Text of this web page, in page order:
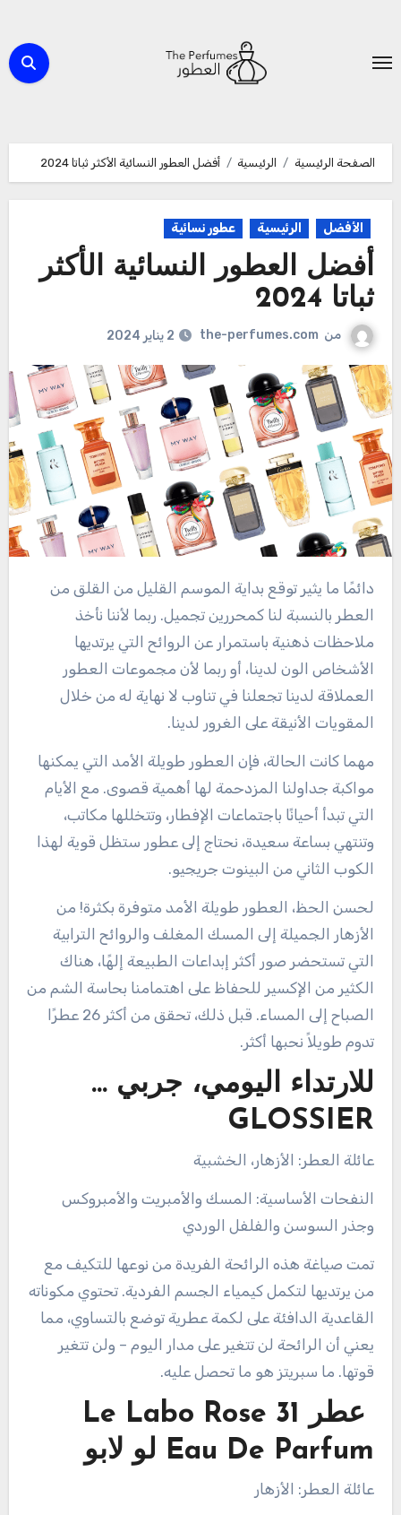
المحتوى
الصفحة الرئيسية الرئيسية أفضل العطور النسائية الأكثر ثباتا 2024
الأفضل الرئيسية عطور نسائية
أفضل العطور النسائية الأكثر
ثباتا 2024
من the-perfumes.com 2 يناير 2024
دائمًا ما يثير توقع بداية الموسم القليل من القلق من
العطر بالنسبة لنا كمحررين تجميل. ربما لأننا نأخذ
ملاحظات ذهنية باستمرار عن الروائح التي يرتديها
الأشخاص الون لدينا، أو ربما لأن مجموعات العطور
العملاقة لدينا تجعلنا في تناوب لا نهاية له من خلال
المقويات الأنيقة على الغرور لدينا.
مهما كانت الحالة، فإن العطور طويلة الأمد التي يمكنها
مواكبة جداولنا المزدحمة لها أهمية قصوى. مع الأيام
التي تبدأ أحيانًا باجتماعات الإفطار، وتتخللها مكاتب،
وتنتهي بساعة سعيدة، نحتاج إلى عطور ستظل قوية لهذا
الكوب الثاني من البينوت جريجيو.
لحسن الحظ، العطور طويلة الأمد متوفرة بكثرة! من
الأزهار الجميلة إلى المسك المغلف والروائح الترابية
التي تستحضر صور أكثر إبداعات الطبيعة إلهًا، هناك
الكثير من الإكسير للحفاظ على اهتمامنا بحاسة الشم من
الصباح إلى المساء. قبل ذلك، تحقق من أكثر 26 عطرًا
تدوم طويلاً نحبها أكثر.
للارتداء اليومي، جربي …
GLOSSIER
عائلة العطر: الأزهار، الخشبية
النفحات الأساسية: المسك والأمبريت والأمبروكس
وجذر السوسن والفلفل الوردي
تمت صياغة هذه الرائحة الفريدة من نوعها للتكيف مع
من يرتديها لتكمل كيمياء الجسم الفردية. تحتوي مكوناته
القاعدية الدافئة على لكمة عطرية توضع بالتساوي، مما
يعني أن الرائحة لن تتغير على مدار اليوم – ولن تتغير
قوتها. ما سبريتز هو ما تحصل عليه.
عطر Le Labo Rose 31
Eau De Parfum لو لابو
عائلة العطر: الأزهار